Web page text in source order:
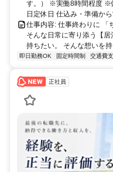
すいのが特徴です。 千葉駅・西千葉駅・稲毛駅・東千葉駅・本千葉
駅・千葉みなと駅・千葉中
のアクセスはもちろん、幕
田沼駅・船橋駅といった少
す。 電車での通勤もしやすく、さまざまなエリアからスタッフが通
いやすい立地となっており
す。） ※実働8時間程度 ※
日定休日 仕込み・準備か
仕事内容: 仕事終わりに 「
そんな日常に寄り添う【
持ちたい。 そんな想いを
即日勤務OK 固定時間制 交通費
正社員